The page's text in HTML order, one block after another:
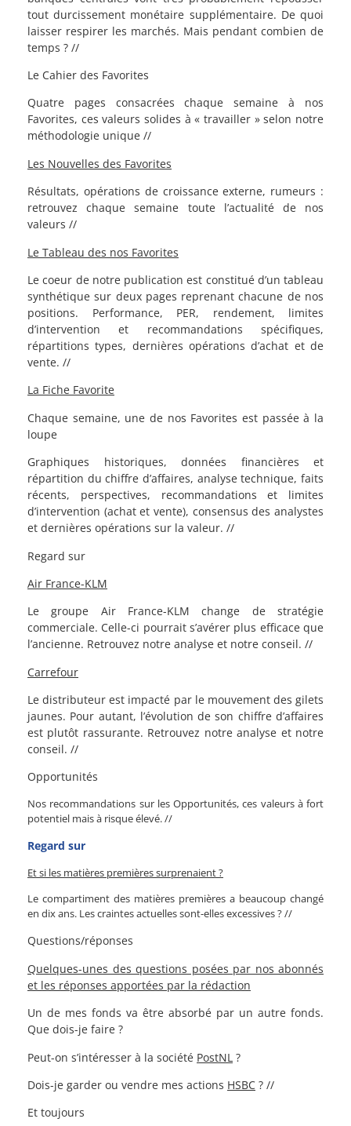
tout durcissement monétaire supplémentaire. De quoi
laisser respirer les marchés. Mais pendant combien de
temps ? //
Le Cahier des Favorites
Quatre pages consacrées chaque semaine à nos
Favorites, ces valeurs solides à « travailler » selon notre
méthodologie unique //
Les Nouvelles des Favorites
Résultats, opérations de croissance externe, rumeurs :
retrouvez chaque semaine toute l’actualité de nos
valeurs //
Le Tableau des nos Favorites
Le coeur de notre publication est constitué d’un tableau
synthétique sur deux pages reprenant chacune de nos
positions. Performance, PER, rendement, limites
d’intervention et recommandations spécifiques,
répartitions types, dernières opérations d’achat et de
vente. //
La Fiche Favorite
Chaque semaine, une de nos Favorites est passée à la
loupe
Graphiques historiques, données financières et
répartition du chiffre d’affaires, analyse technique, faits
récents, perspectives, recommandations et limites
d’intervention (achat et vente), consensus des analystes
et dernières opérations sur la valeur. //
Regard sur
Air France-KLM
Le groupe Air France-KLM change de stratégie
commerciale. Celle-ci pourrait s’avérer plus efficace que
l’ancienne. Retrouvez notre analyse et notre conseil. //
Carrefour
Le distributeur est impacté par le mouvement des gilets
jaunes. Pour autant, l’évolution de son chiffre d’affaires
est plutôt rassurante. Retrouvez notre analyse et notre
conseil. //
Opportunités
Nos recommandations sur les Opportunités, ces valeurs à fort
potentiel mais à risque élevé. //
Regard sur
Et si les matières premières surprenaient ?
Le compartiment des matières premières a beaucoup changé
en dix ans. Les craintes actuelles sont-elles excessives ? //
Questions/réponses
Quelques-unes des questions posées par nos abonnés
et les réponses apportées par la rédaction
Un de mes fonds va être absorbé par un autre fonds.
Que dois-je faire ?
Peut-on s’intéresser à la société PostNL ?
Dois-je garder ou vendre mes actions HSBC ? //
Et toujours